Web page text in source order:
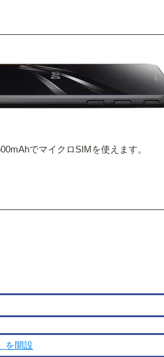
でマイクロSIMを使えます。
を開設